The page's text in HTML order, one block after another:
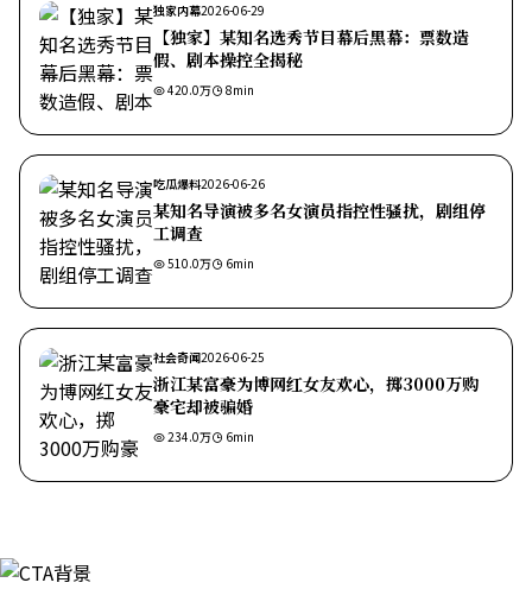
独家内幕2026-06-29
【独家】某知名选秀节目幕后黑幕：票数造
假、剧本操控全揭秘
420.0万 8min
吃瓜爆料2026-06-26
某知名导演被多名女演员指控性骚扰，剧组停
工调查
510.0万 6min
社会奇闻2026-06-25
浙江某富豪为博网红女友欢心，掷3000万购
豪宅却被骗婚
234.0万 6min